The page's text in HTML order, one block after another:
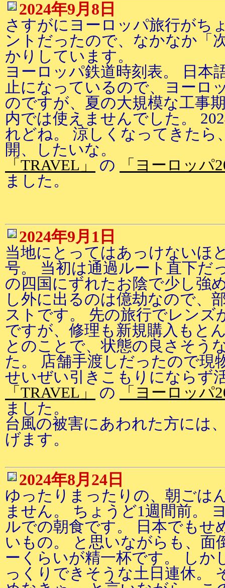
2024年9月8日
さすがにヨーロッパ旅行がち
ントだったので、なかなか「
かりしています。
ヨーロッパ鉄道時刻表。 日本
止になっているので、ヨーロ
のですが、夏の大規模な工事
内では使えませんでした。
れどね。 涼しくなってきたら
開、したいな。
「TRAVEL」
の
「ヨーロッパ
ました。
2024年9月1日
当地にとってはあっけないほ
号。 当初は通過ルート直下だ
の四国にずれたお陰で少し強
し外に出るのは億劫なので、
ストです。 先の旅行でレンズ
ですが、修理も新規購入もと
とのことで、状態の良さそう
た。 店舗手渡しだったので現
せいぜい引きこもりにならず
「TRAVEL」
の
「ヨーロッパ
ました。
台風の被害にあわれた方には
げます。
2024年8月24日
ゆったりまったりの、朝ごは
ません。 ちょうど1週間前。
ルでの朝食です。 日本でもせ
いもの。 と思いながらも、面
ーくらいが精一杯です。 しか
っくりできそうな土日連休。